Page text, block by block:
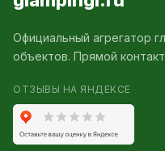
Официальный агрегатор
объектов. Прямой
ОТЗЫВЫ НА ЯНДЕКСЕ